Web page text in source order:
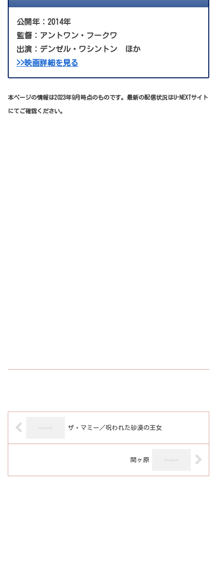
公開年：2014年
監督：アントワン・フークワ
出演：デンゼル・ワシントン ほか
>>映画詳細を見る
本ページの情報は2023年9月時点のものです。最新の配信状況はU-NEXTサイト
にてご確認ください。
ザ・マミー／呪われた砂漠の王女
関ヶ原